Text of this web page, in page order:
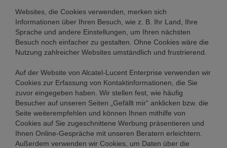
Websites, die Cookies verwenden, merken sich
Informationen über Ihren Besuch, wie z. B. Ihr Land, Ihre
Sprache und andere Einstellungen, um Ihren nächsten
Besuch noch einfacher zu gestalten. Ohne Cookies wäre die
Nutzung zahlreicher Websites umständlich und frustrierend.
Auf der Website von Alcatel-Lucent Enterprise verwenden wir
Cookies zur Erfassung von Kontaktinformationen, die Sie
zuvor eingegeben haben. Wir stellen fest, wie häufig
Besucher auf unseren Seiten „Gefällt mir“ anklicken bzw. die
Seite weiterempfehlen und können Ihnen mithilfe von
Cookies auf Sie zugeschnittene Werbung präsentieren und
Ihnen Online-Gespräche mit unseren Beratern erleichtern.
Außerdem verwenden wir Cookies, um Daten über die